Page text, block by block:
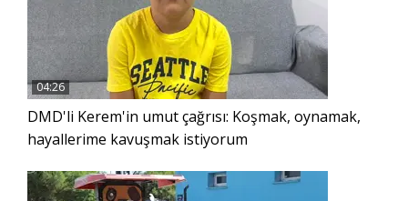
04:26
DMD'li Kerem'in umut çağrısı: Koşmak, oynamak,
hayallerime kavuşmak istiyorum